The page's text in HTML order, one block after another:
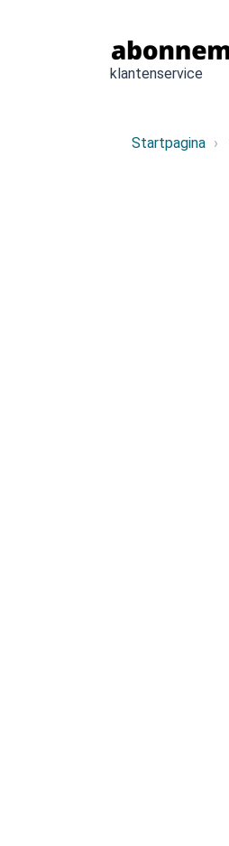
klantenservice
Startpagina